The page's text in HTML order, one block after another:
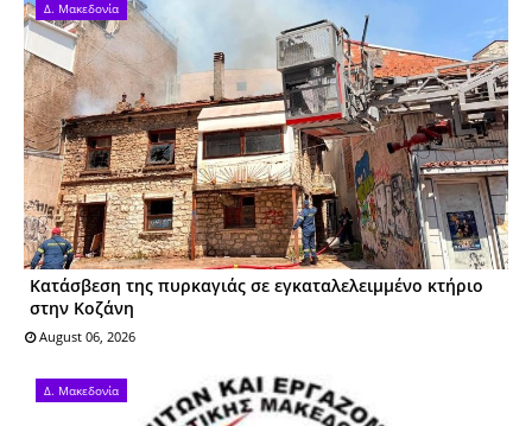
Δ. Μακεδονία
Kατάσβεση της πυρκαγιάς σε εγκαταλελειμμένο κτήριο
στην Κοζάνη
August 06, 2026
Δ. Μακεδονία